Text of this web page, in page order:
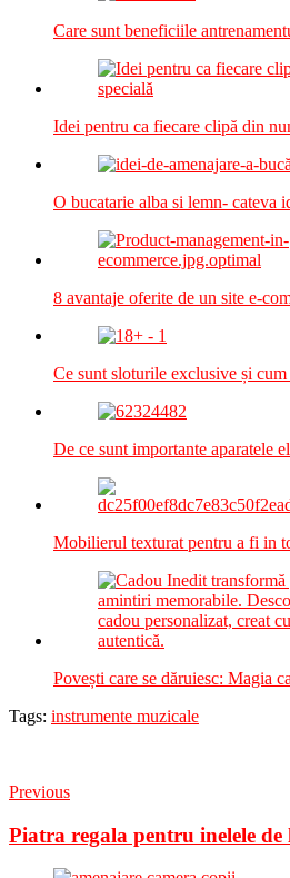
Care sunt beneficiile
Idei pentru ca fiecare clipă din
O bucatarie alba si lemn- cateva
8 avantaje oferite de un site e-
Ce sunt sloturile exclusive și
De ce sunt importante aparatele
Mobilierul texturat pentru a fi in
Povești care se dăruiesc: Magia
Tags: instrumente muzicale
Previous
Piatra regala pentru inelele de